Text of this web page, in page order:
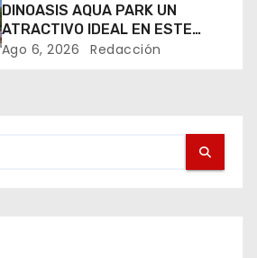
DINOASIS AQUA PARK UN
ATRACTIVO IDEAL EN ESTE
VERANO
Ago 6, 2026 Redacción